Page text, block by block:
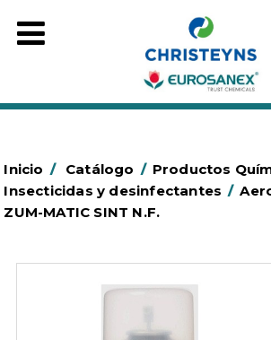
Inicio / Catálogo / Productos
Insecticidas y desinfectantes /
ZUM-MATIC SINT N.F.